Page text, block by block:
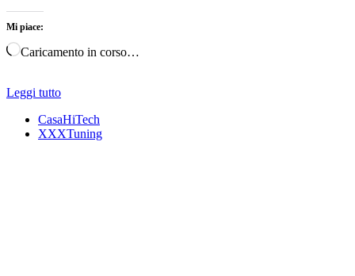
Mi piace:
Caricamento in corso…
Leggi tutto
CasaHiTech
XXXTuning